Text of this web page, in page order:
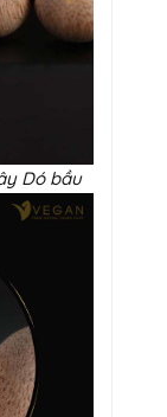
Dó bầu